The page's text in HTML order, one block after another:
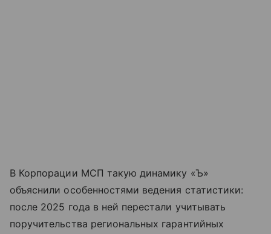
В Корпорации МСП такую динамику «Ъ»
объяснили особенностями ведения статистики:
после 2025 года в ней перестали учитывать
поручительства региональных гарантийных